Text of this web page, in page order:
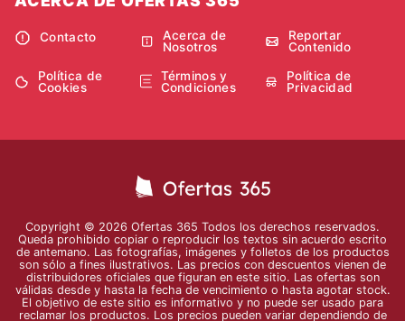
Contacto
Acerca de
Nosotros
Reportar
Contenido
Política de
Cookies
Términos y
Condiciones
Política de
Privacidad
Copyright © 2026 Ofertas 365 Todos los derechos reservados.
Queda prohibido copiar o reproducir los textos sin acuerdo escrito
de antemano. Las fotografías, imágenes y folletos de los productos
son sólo a fines ilustrativos. Las precios con descuentos vienen de
distribuidores oficiales que figuran en este sitio. Las ofertas son
válidas desde y hasta la fecha de vencimiento o hasta agotar stock.
El objetivo de este sitio es informativo y no puede ser usado para
reclamar los productos. Los precios pueden variar dependiendo de